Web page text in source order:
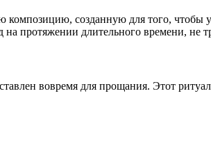
созданную для того, чтобы
протяжении длительного времени, не
вовремя для прощания. Этот